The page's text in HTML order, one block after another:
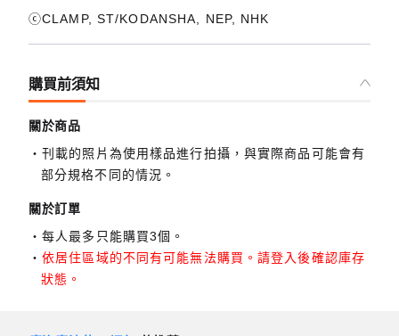
ⓒCLAMP, ST/KODANSHA, NEP, NHK
購買前須知
關於商品
刊載的照片為使用樣品進行拍攝，與實際商品可能會有
部分規格不同的情況。
關於訂單
每人最多只能購買3個。
依居住區域的不同有可能無法購買。請登入後確認庫存
狀態。